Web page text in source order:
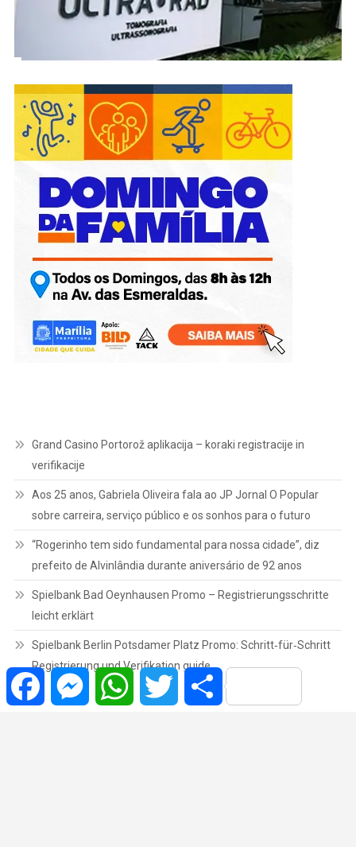
Grand Casino Portorož aplikacija – koraki registracije in
verifikacije
Aos 25 anos, Gabriela Oliveira fala ao JP Jornal O Popular
sobre carreira, serviço público e os sonhos para o futuro
“Rogerinho tem sido fundamental para nossa cidade”, diz
prefeito de Alvinlândia durante aniversário de 92 anos
Spielbank Bad Oeynhausen Promo – Registrierungsschritte
leicht erklärt
Spielbank Berlin Potsdamer Platz Promo: Schritt‑für‑Schritt
Registrierung und Verifikation guide
FacebookMessengerWhatsAppTwitter Share